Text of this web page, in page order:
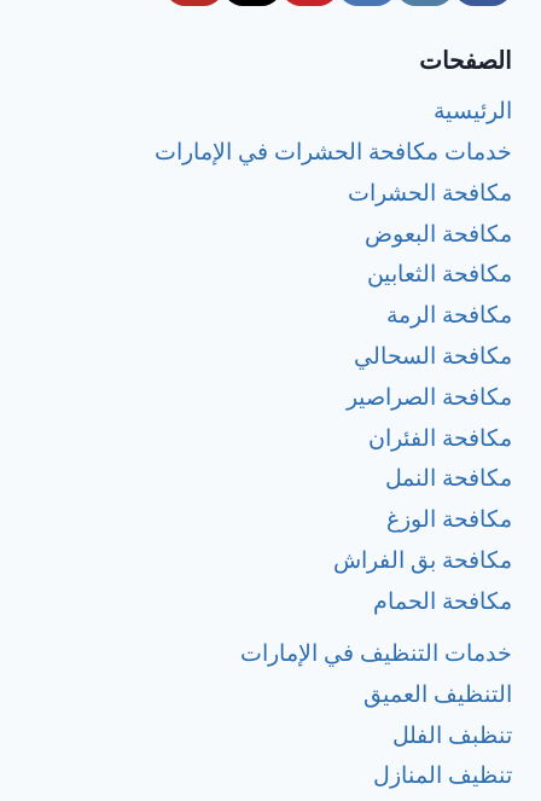
الصفحات
الرئيسية
خدمات مكافحة الحشرات في الإمارات
مكافحة الحشرات
مكافحة البعوض
مكافحة الثعابين
مكافحة الرمة
مكافحة السحالي
مكافحة الصراصير
مكافحة الفئران
مكافحة النمل
مكافحة الوزغ
مكافحة بق الفراش
مكافحة الحمام
خدمات التنظيف في الإمارات
التنظيف العميق
تنظبف الفلل
تنظيف المنازل